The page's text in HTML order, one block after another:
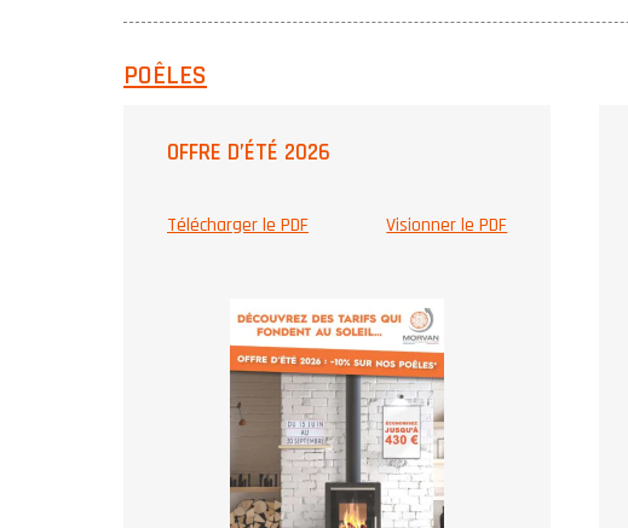
POÊLES
OFFRE D’ÉTÉ 2026
Télécharger le PDF Visionner le PDF